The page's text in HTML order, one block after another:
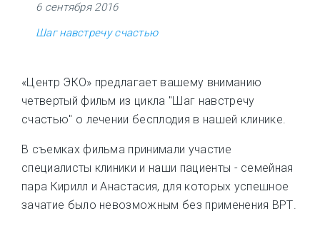
6 сентября 2016
Шаг навстречу счастью
«Центр ЭКО» предлагает вашему вниманию
четвертый фильм из цикла "Шаг навстречу
счастью" о лечении бесплодия в нашей клинике.
В съемках фильма принимали участие
специалисты клиники и наши пациенты - семейная
пара Кирилл и Анастасия, для которых успешное
зачатие было невозможным без применения ВРТ.